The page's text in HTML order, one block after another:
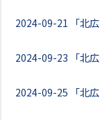
2024-09-21 「北
2024-09-23 「北
2024-09-25 「北